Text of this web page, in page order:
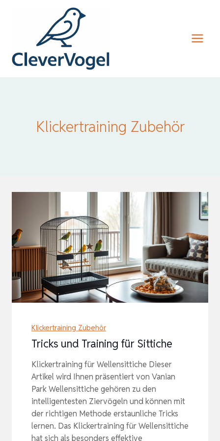
Klickertraining Zubehör
Klickertraining Zubehör
Tricks und Training für Sittiche
Klickertraining für Wellensittiche Dieser
Artikel wird Ihnen präsentiert von Vanian
Park Wellensittiche gehören zu den
intelligentesten Ziervögeln und können mit
der richtigen Methode erstaunliche Tricks
lernen. Das Klickertraining für Wellensittiche
hat sich als besonders effektive